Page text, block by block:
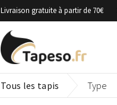
Livraison gratuite à partir de 70€
Tous les tapis Type